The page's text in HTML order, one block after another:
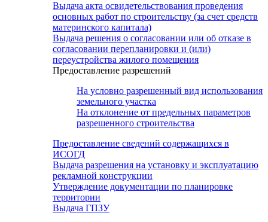
Выдача акта освидетельствования проведения
основных работ по строительству (за счет средств
материнского капитала)
Выдача решения о согласовании или об отказе в
согласовании перепланировки и (или)
переустройства жилого помещения
Предоставление разрешений
На условно разрешенный вид использования
земельного участка
На отклонение от предельных параметров
разрешенного строительства
Предоставление сведений содержащихся в
ИСОГД
Выдача разрешения на установку и эксплуатацию
рекламной конструкции
Утверждение документации по планировке
территории
Выдача ГПЗУ